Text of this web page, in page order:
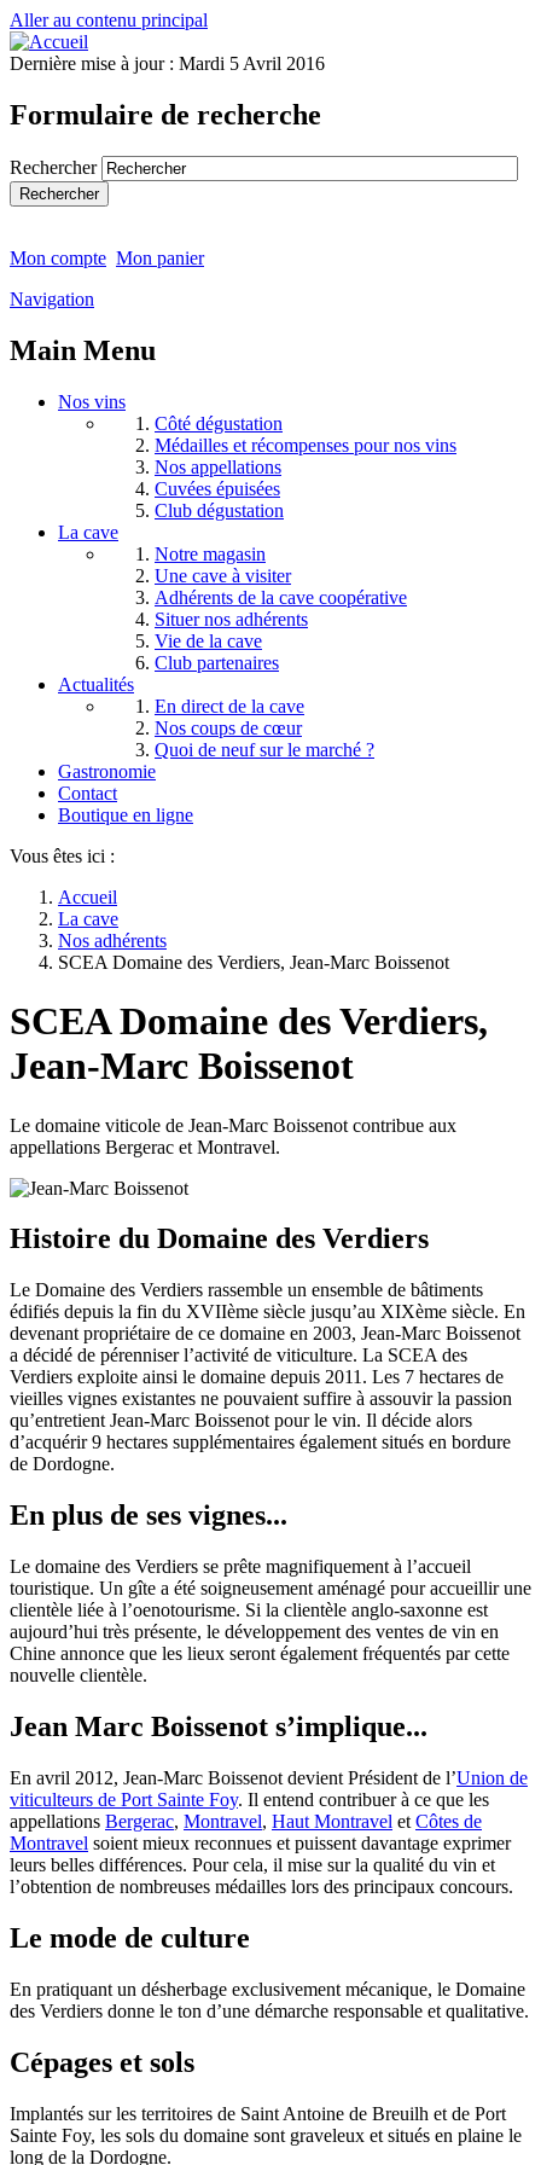
Aller au contenu principal
Dernière mise à jour : Mardi 5 Avril 2016
Formulaire de recherche
Rechercher
Mon compte Mon panier
Navigation
Main Menu
Nos vins
Côté dégustation
Médailles et récompenses pour nos vins
Nos appellations
Cuvées épuisées
Club dégustation
La cave
Notre magasin
Une cave à visiter
Adhérents de la cave coopérative
Situer nos adhérents
Vie de la cave
Club partenaires
Actualités
En direct de la cave
Nos coups de cœur
Quoi de neuf sur le marché ?
Gastronomie
Contact
Boutique en ligne
Vous êtes ici :
Accueil
La cave
Nos adhérents
SCEA Domaine des Verdiers, Jean-Marc Boissenot
SCEA Domaine des Verdiers,
Jean-Marc Boissenot
Le domaine viticole de Jean-Marc Boissenot contribue aux
appellations Bergerac et Montravel.
Histoire du Domaine des Verdiers
Le Domaine des Verdiers rassemble un ensemble de bâtiments
édifiés depuis la fin du XVIIème siècle jusqu’au XIXème siècle. En
devenant propriétaire de ce domaine en 2003, Jean-Marc Boissenot
a décidé de pérenniser l’activité de viticulture. La SCEA des
Verdiers exploite ainsi le domaine depuis 2011. Les 7 hectares de
vieilles vignes existantes ne pouvaient suffire à assouvir la passion
qu’entretient Jean-Marc Boissenot pour le vin. Il décide alors
d’acquérir 9 hectares supplémentaires également situés en bordure
de Dordogne.
En plus de ses vignes...
Le domaine des Verdiers se prête magnifiquement à l’accueil
touristique. Un gîte a été soigneusement aménagé pour accueillir une
clientèle liée à l’oenotourisme. Si la clientèle anglo-saxonne est
aujourd’hui très présente, le développement des ventes de vin en
Chine annonce que les lieux seront également fréquentés par cette
nouvelle clientèle.
Jean Marc Boissenot s’implique...
En avril 2012, Jean-Marc Boissenot devient Président de l’Union de
viticulteurs de Port Sainte Foy. Il entend contribuer à ce que les
appellations Bergerac, Montravel, Haut Montravel et Côtes de
Montravel soient mieux reconnues et puissent davantage exprimer
leurs belles différences. Pour cela, il mise sur la qualité du vin et
l’obtention de nombreuses médailles lors des principaux concours.
Le mode de culture
En pratiquant un désherbage exclusivement mécanique, le Domaine
des Verdiers donne le ton d’une démarche responsable et qualitative.
Cépages et sols
Implantés sur les territoires de Saint Antoine de Breuilh et de Port
Sainte Foy, les sols du domaine sont graveleux et situés en plaine le
long de la Dordogne.